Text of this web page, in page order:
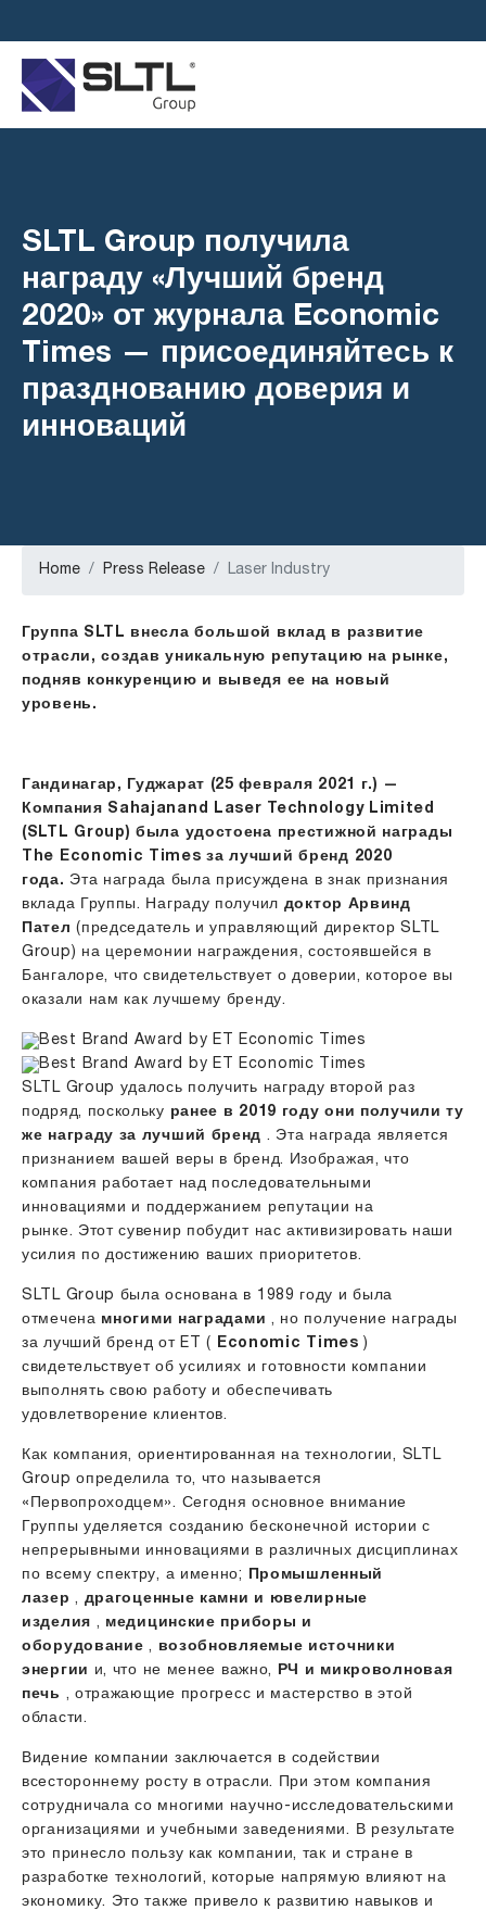
SLTL Group получила
награду «Лучший бренд
2020» от журнала Economic
Times — присоединяйтесь к
празднованию доверия и
инноваций
Home Press Release Laser Industry
Группа SLTL внесла большой вклад в развитие
отрасли, создав уникальную репутацию на рынке,
подняв конкуренцию и выведя ее на новый
уровень.
Гандинагар, Гуджарат (25 февраля 2021 г.) —
Компания Sahajanand Laser Technology Limited
(SLTL Group) была удостоена престижной награды
The Economic Times за лучший бренд 2020
года. Эта награда была присуждена в знак признания
вклада Группы. Награду получил доктор Арвинд
Пател (председатель и управляющий директор SLTL
Group) на церемонии награждения, состоявшейся в
Бангалоре, что свидетельствует о доверии, которое вы
оказали нам как лучшему бренду.
SLTL Group удалось получить награду второй раз
подряд, поскольку ранее в 2019 году они получили ту
же награду за лучший бренд . Эта награда является
признанием вашей веры в бренд. Изображая, что
компания работает над последовательными
инновациями и поддержанием репутации на
рынке. Этот сувенир побудит нас активизировать наши
усилия по достижению ваших приоритетов.
SLTL Group была основана в 1989 году и была
отмечена многими наградами , но получение награды
за лучший бренд от ET ( Economic Times )
свидетельствует об усилиях и готовности компании
выполнять свою работу и обеспечивать
удовлетворение клиентов.
Как компания, ориентированная на технологии, SLTL
Group определила то, что называется
«Первопроходцем». Сегодня основное внимание
Группы уделяется созданию бесконечной истории с
непрерывными инновациями в различных дисциплинах
по всему спектру, а именно;
Промышленный
лазер , драгоценные камни и ювелирные
изделия , медицинские приборы и
оборудование ,
возобновляемые источники
энергии
и, что не менее важно, РЧ и микроволновая
печь , отражающие прогресс и мастерство в этой
области.
Видение компании заключается в содействии
всестороннему росту в отрасли. При этом компания
сотрудничала со многими научно-исследовательскими
организациями и учебными заведениями. В результате
это принесло пользу как компании, так и стране в
разработке технологий, которые напрямую влияют на
экономику. Это также привело к развитию навыков и